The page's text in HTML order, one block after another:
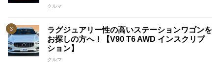
クルマ
ラグジュアリー性の高いステーションワゴンを
お探しの方へ！【V90 T6 AWD インスクリプ
ション】
クルマ